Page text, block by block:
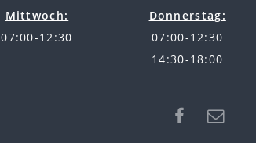
Mittwoch:
07:00-12:30
Donnerstag:
07:00-12:30
14:30-18:00